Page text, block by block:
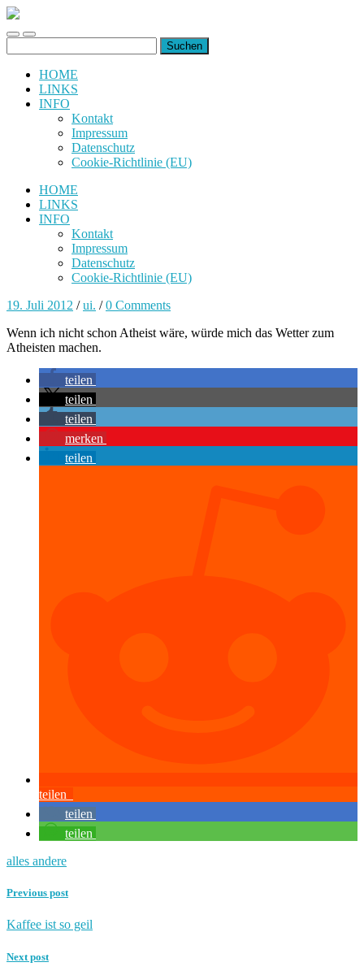
uiuiuiuiuiuiui.de
Toggle
mobile
Toggle
search
nach:
HOME
LINKS
INFO
Kontakt
Impressum
Datenschutz
Cookie-Richtlinie (EU)
HOME
LINKS
INFO
Kontakt
Impressum
Datenschutz
Cookie-Richtlinie (EU)
19. Juli 2012 /ui. /0 Comments
Wenn ich nicht schon Atheist wäre, würde mich das Wetter zum
Atheisten machen.
teilen
teilen
teilen
merken
teilen
teilen
teilen
teilen
alles andere
Previous post
Kaffee ist so geil
Next post